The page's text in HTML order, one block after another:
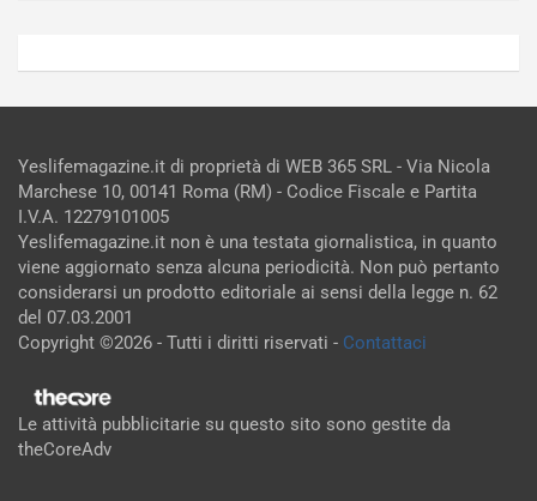
Yeslifemagazine.it di proprietà di WEB 365 SRL - Via Nicola
Marchese 10, 00141 Roma (RM) - Codice Fiscale e Partita
I.V.A. 12279101005
Yeslifemagazine.it non è una testata giornalistica, in quanto
viene aggiornato senza alcuna periodicità. Non può pertanto
considerarsi un prodotto editoriale ai sensi della legge n. 62
del 07.03.2001
Copyright ©2026 - Tutti i diritti riservati - Contattaci
Le attività pubblicitarie su questo sito sono gestite da
theCoreAdv